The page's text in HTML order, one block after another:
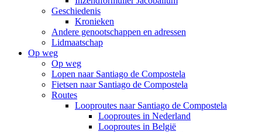
Geschiedenis
Kronieken
Andere genootschappen en adressen
Lidmaatschap
Op weg
Op weg
Lopen naar Santiago de Compostela
Fietsen naar Santiago de Compostela
Routes
Looproutes naar Santiago de Compostela
Looproutes in Nederland
Looproutes in België